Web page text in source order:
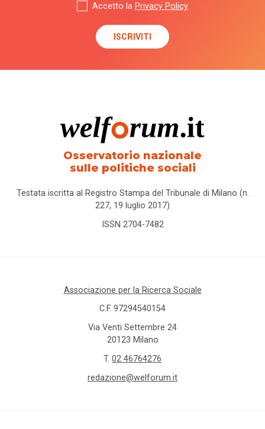
Accetto la Privacy Policy
Osservatorio nazionale
sulle politiche sociali
Testata iscritta al Registro Stampa del Tribunale di Milano (n.
227, 19 luglio 2017)
ISSN 2704-7482
Associazione per la Ricerca Sociale
C.F. 97294540154
Via Venti Settembre 24
20123 Milano
T. 02 46764276
redazione@welforum.it